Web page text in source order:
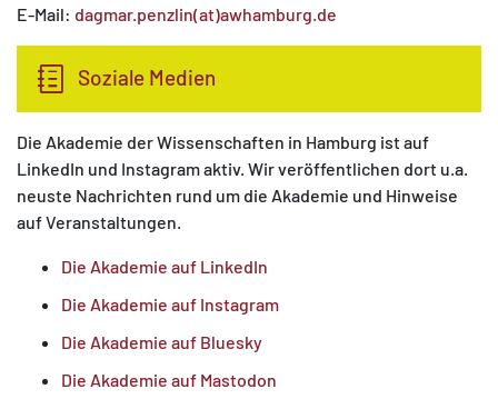
E-Mail: dagmar.penzlin(at)awhamburg.de
Soziale Medien
Die Akademie der Wissenschaften in Hamburg ist auf
LinkedIn und Instagram aktiv. Wir veröffentlichen dort u.a.
neuste Nachrichten rund um die Akademie und Hinweise
auf Veranstaltungen.
Die Akademie auf LinkedIn
Die Akademie auf Instagram
Die Akademie auf Bluesky
Die Akademie auf Mastodon